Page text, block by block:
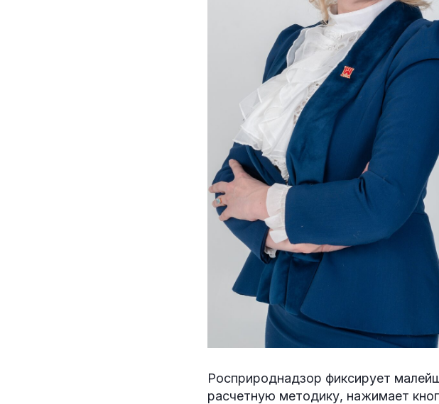
Росприроднадзор фиксирует
расчетную методику, нажимает